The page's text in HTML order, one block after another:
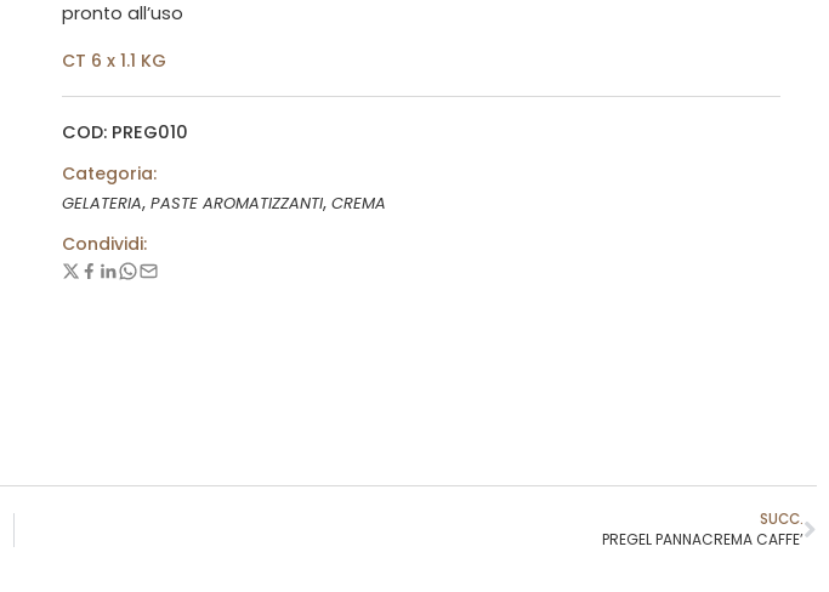
pronto all’uso
CT 6 x 1.1 KG
COD: PREG010
Categoria:
GELATERIA, PASTE AROMATIZZANTI, CREMA
Condividi:
SUCC.
PREGEL PANNACREMA CAFFE’